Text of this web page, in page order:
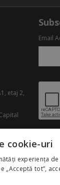
etaj 2,
Email
cookie-uri
experiența
„Acceptă tot”,